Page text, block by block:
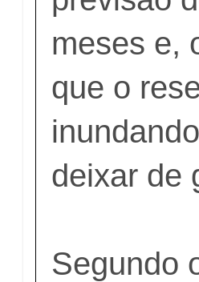
meses e,
que o
deixar de
Segundo